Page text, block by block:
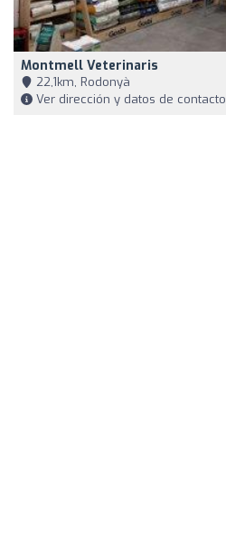
Montmell Veterinaris
22,1km, Rodonyà
Ver dirección y datos de contacto